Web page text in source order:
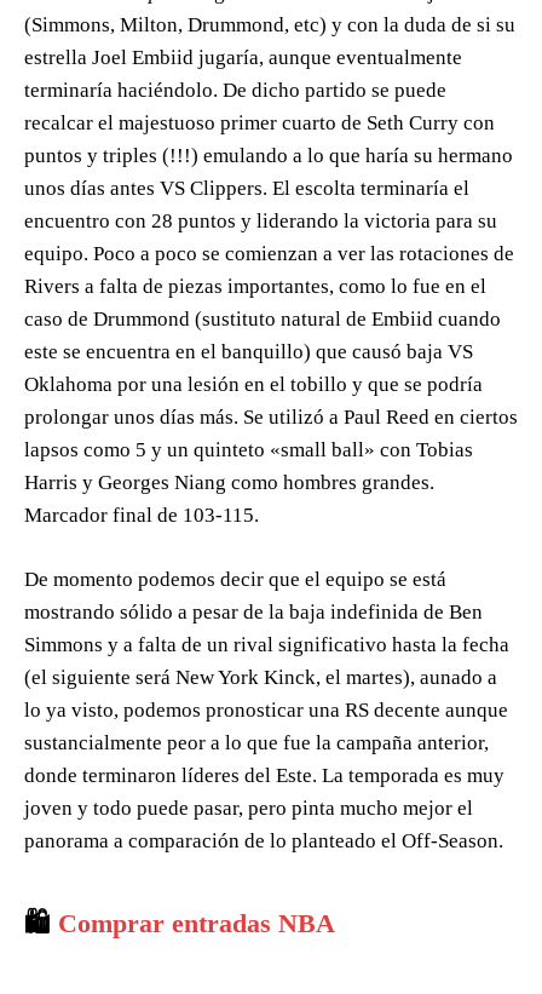
(Simmons, Milton, Drummond, etc) y con la duda de si su
estrella Joel Embiid jugaría, aunque eventualmente
terminaría haciéndolo. De dicho partido se puede
recalcar el majestuoso primer cuarto de Seth Curry con
puntos y triples (!!!) emulando a lo que haría su hermano
unos días antes VS Clippers. El escolta terminaría el
encuentro con 28 puntos y liderando la victoria para su
equipo. Poco a poco se comienzan a ver las rotaciones de
Rivers a falta de piezas importantes, como lo fue en el
caso de Drummond (sustituto natural de Embiid cuando
este se encuentra en el banquillo) que causó baja VS
Oklahoma por una lesión en el tobillo y que se podría
prolongar unos días más. Se utilizó a Paul Reed en ciertos
lapsos como 5 y un quinteto «small ball» con Tobias
Harris y Georges Niang como hombres grandes.
Marcador final de 103-115.
De momento podemos decir que el equipo se está
mostrando sólido a pesar de la baja indefinida de Ben
Simmons y a falta de un rival significativo hasta la fecha
(el siguiente será New York Kinck, el martes), aunado a
lo ya visto, podemos pronosticar una RS decente aunque
sustancialmente peor a lo que fue la campaña anterior,
donde terminaron líderes del Este. La temporada es muy
joven y todo puede pasar, pero pinta mucho mejor el
panorama a comparación de lo planteado el Off-Season.
🛍️ Comprar entradas NBA